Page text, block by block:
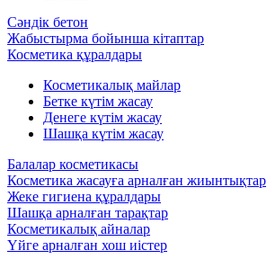
Сәндік бетон
Жабыстырма бойынша кітаптар
Косметика құралдары
Косметикалық майлар
Бетке күтім жасау
Денеге күтім жасау
Шашқа күтім жасау
Балалар косметикасы
Косметика жасауға арналған жиынтықтар
Жеке гигиена құралдары
Шашқа арналған тарақтар
Косметикалық айналар
Үйге арналған хош иістер